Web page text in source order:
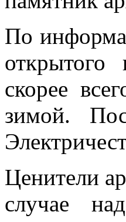
По
открытого
скорее
зимой.
Ценители
случае